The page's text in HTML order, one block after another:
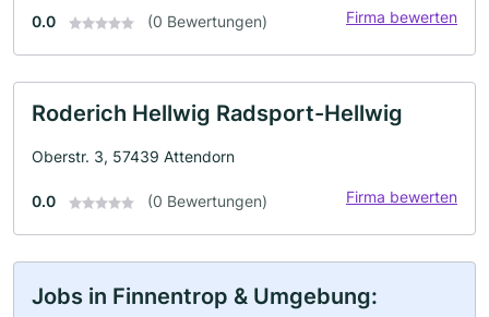
0.0 (0 Bewertungen) Firma bewerten
Roderich Hellwig Radsport-Hellwig
Oberstr. 3, 57439 Attendorn
0.0 (0 Bewertungen) Firma bewerten
Jobs in Finnentrop & Umgebung: